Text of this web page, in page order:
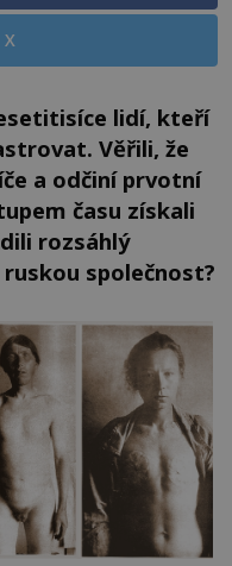
lidí, kteří
Věřili, že
a odčiní prvotní
času získali
rozsáhlý
společnost?